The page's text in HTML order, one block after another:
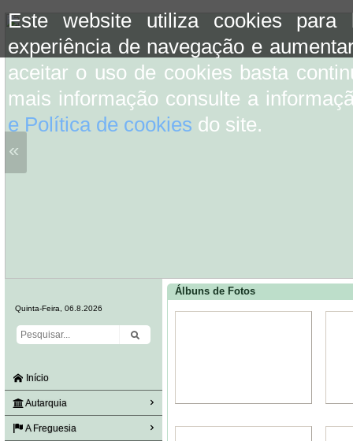
Este website utiliza cookies para
experiência de navegação e
aceitar o uso de cookies basta
mais informação consulte a
e Política de cookies do site.
«
Quinta-Feira, 06.8.2026
Início
Autarquia
A Freguesia
Álbuns de Fotos